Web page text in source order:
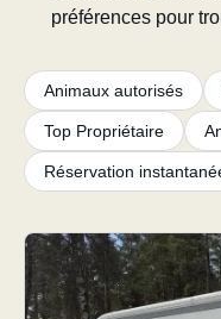
préférences pour
Animaux autorisés
Top Propriétaire
Réservation